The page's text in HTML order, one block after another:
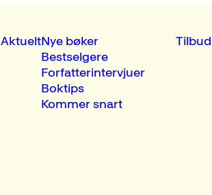
AktueltNye bøker
Bestselgere
Forfatterintervjuer
Boktips
Kommer snart
Tilbud